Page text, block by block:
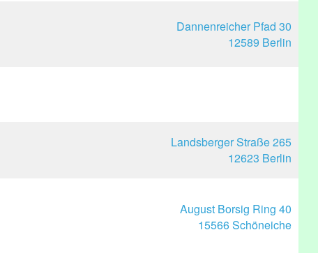
Dannenreicher Pfad 30
12589 Berlin
Landsberger Straße 265
12623 Berlin
August Borsig Ring 40
15566 Schöneiche